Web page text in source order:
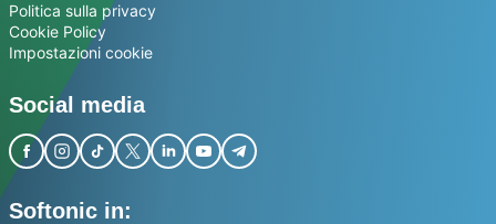
Politica sulla privacy
Cookie Policy
Impostazioni cookie
Social media
Softonic in: